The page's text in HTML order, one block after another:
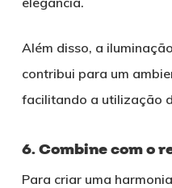
Além disso, a
contribui para um
facilitando a utilização
6. Combine com o
Para criar uma